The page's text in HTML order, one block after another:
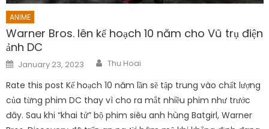
ANIME
Warner Bros. lên kế hoạch 10 năm cho Vũ trụ điện
ảnh DC
Posted
on
January 23, 2023 Author
Thu Hoai
Rate this post Kế hoạch 10 năm lần sẽ tập trung vào chất lượng
của từng phim DC thay vì cho ra mắt nhiều phim như trước
đây. Sau khi “khai tử” bộ phim siêu anh hùng Batgirl, Warner